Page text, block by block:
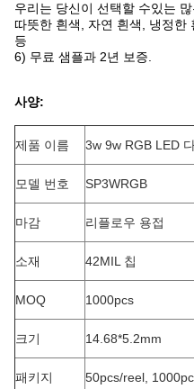
우리는 당신이 선택할 수있는
따뜻한 흰색, 자연 흰색, 냉정한
등
6) 무료 샘플과 2년 보증.
사양:
제품 이름 3w 9w RGB LED
모델 번호 SP3WRGB
마감 리플로우 용접
소재 42MIL 칩
MOQ 1000pcs
크기 14.68*5.2mm
패키지 50pcs/reel,